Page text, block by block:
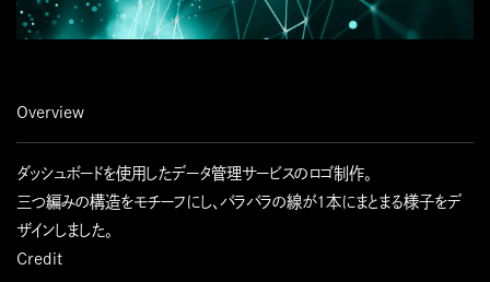
Overview
ダッシュボードを使用したデータ管理サービスのロゴ制作。
三つ編みの構造をモチーフにし、バラバラの線が1本にまとまる様子をデ
ザインしました。
Credit